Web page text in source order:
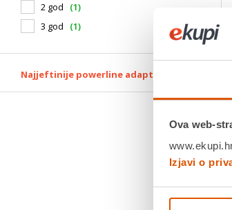
Ova web-
Izjavi o
2 god
(1)
3 god
(1)
Najjeftinije powerline adapteri